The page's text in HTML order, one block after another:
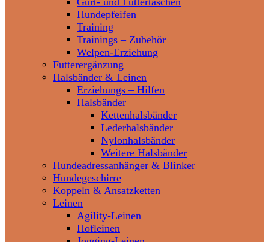
Hundepfeifen
Training
Trainings – Zubehör
Welpen-Erziehung
Futterergänzung
Halsbänder & Leinen
Erziehungs – Hilfen
Halsbänder
Kettenhalsbänder
Lederhalsbänder
Nylonhalsbänder
Weitere Halsbänder
Hundeadressanhänger & Blinker
Hundegeschirre
Koppeln & Ansatzketten
Leinen
Agility-Leinen
Hofleinen